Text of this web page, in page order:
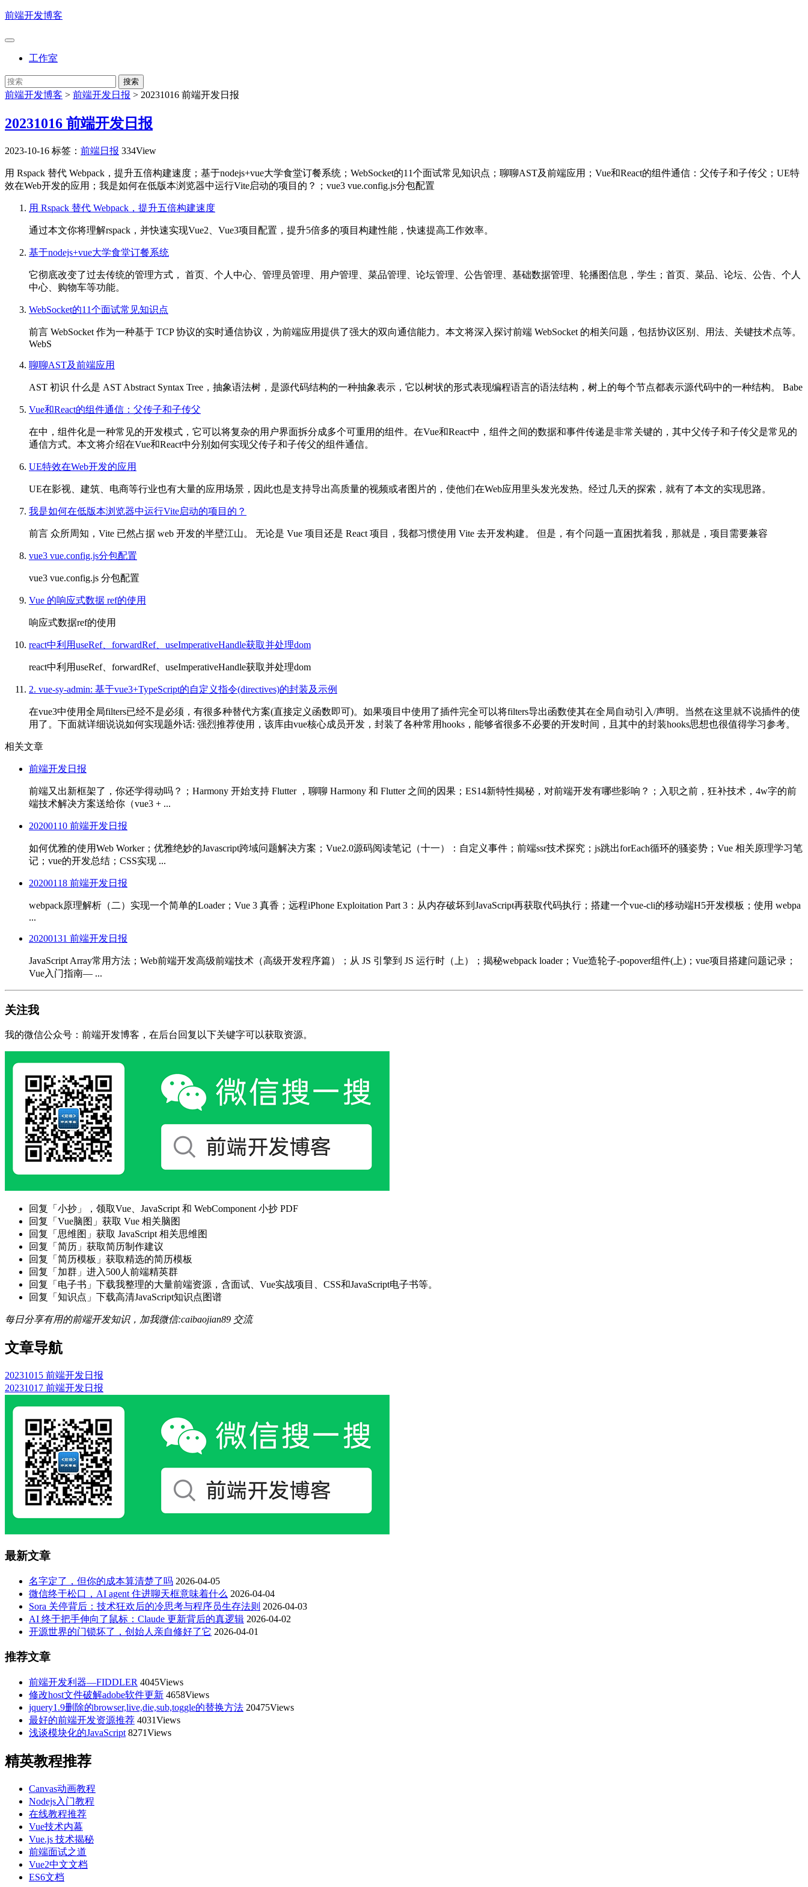
前端开发博客
工作室
前端开发博客 > 前端开发日报 > 20231016 前端开发日报
20231016 前端开发日报
2023-10-16 标签： 前端日报 334View
用 Rspack 替代 Webpack，提升五倍构建速度；基于nodejs+vue大学食堂订餐系统；WebSocket的11个面试常见知识点；聊聊AST及前端应用；Vue和React的组件通信：父传子和子传父；UE特
效在Web开发的应用；我是如何在低版本浏览器中运行Vite启动的项目的？；vue3 vue.config.js分包配置
用 Rspack 替代 Webpack，提升五倍构建速度
通过本文你将理解rspack，并快速实现Vue2、Vue3项目配置，提升5倍多的项目构建性能，快速提高工作效率。
基于nodejs+vue大学食堂订餐系统
它彻底改变了过去传统的管理方式， 首页、个人中心、管理员管理、用户管理、菜品管理、论坛管理、公告管理、基础数据管理、轮播图信息，学生；首页、菜品、论坛、公告、个人
中心、购物车等功能。
WebSocket的11个面试常见知识点
前言 WebSocket 作为一种基于 TCP 协议的实时通信协议，为前端应用提供了强大的双向通信能力。本文将深入探讨前端 WebSocket 的相关问题，包括协议区别、用法、关键技术点等。
WebS
聊聊AST及前端应用
AST 初识 什么是 AST Abstract Syntax Tree，抽象语法树，是源代码结构的一种抽象表示，它以树状的形式表现编程语言的语法结构，树上的每个节点都表示源代码中的一种结构。 Babe
Vue和React的组件通信：父传子和子传父
在中，组件化是一种常见的开发模式，它可以将复杂的用户界面拆分成多个可重用的组件。在Vue和React中，组件之间的数据和事件传递是非常关键的，其中父传子和子传父是常见的
通信方式。本文将介绍在Vue和React中分别如何实现父传子和子传父的组件通信。
UE特效在Web开发的应用
UE在影视、建筑、电商等行业也有大量的应用场景，因此也是支持导出高质量的视频或者图片的，使他们在Web应用里头发光发热。经过几天的探索，就有了本文的实现思路。
我是如何在低版本浏览器中运行Vite启动的项目的？
前言 众所周知，Vite 已然占据 web 开发的半壁江山。 无论是 Vue 项目还是 React 项目，我都习惯使用 Vite 去开发构建。 但是，有个问题一直困扰着我，那就是，项目需要兼容
vue3 vue.config.js分包配置
vue3 vue.config.js 分包配置
Vue 的响应式数据 ref的使用
响应式数据ref的使用
react中利用useRef、forwardRef、useImperativeHandle获取并处理dom
react中利用useRef、forwardRef、useImperativeHandle获取并处理dom
2. vue-sy-admin: 基于vue3+TypeScript的自定义指令(directives)的封装及示例
在vue3中使用全局filters已经不是必须，有很多种替代方案(直接定义函数即可)。如果项目中使用了插件完全可以将filters导出函数使其在全局自动引入/声明。当然在这里就不说插件的使
用了。下面就详细说说如何实现题外话: 强烈推荐使用，该库由vue核心成员开发，封装了各种常用hooks，能够省很多不必要的开发时间，且其中的封装hooks思想也很值得学习参考。
相关文章
前端开发日报
前端又出新框架了，你还学得动吗？；Harmony 开始支持 Flutter ，聊聊 Harmony 和 Flutter 之间的因果；ES14新特性揭秘，对前端开发有哪些影响？；入职之前，狂补技术，4w字的前
端技术解决方案送给你（vue3 + ...
20200110 前端开发日报
如何优雅的使用Web Worker；优雅绝妙的Javascript跨域问题解决方案；Vue2.0源码阅读笔记（十一）：自定义事件；前端ssr技术探究；js跳出forEach循环的骚姿势；Vue 相关原理学习笔
记；vue的开发总结；CSS实现 ...
20200118 前端开发日报
webpack原理解析（二）实现一个简单的Loader；Vue 3 真香；远程iPhone Exploitation Part 3：从内存破坏到JavaScript再获取代码执行；搭建一个vue-cli的移动端H5开发模板；使用 webpa
...
20200131 前端开发日报
JavaScript Array常用方法；Web前端开发高级前端技术（高级开发程序篇）；从 JS 引擎到 JS 运行时（上）；揭秘webpack loader；Vue造轮子-popover组件(上)；vue项目搭建问题记录；
Vue入门指南— ...
关注我
我的微信公众号：前端开发博客，在后台回复以下关键字可以获取资源。
回复「小抄」，领取Vue、JavaScript 和 WebComponent 小抄 PDF
回复「Vue脑图」获取 Vue 相关脑图
回复「思维图」获取 JavaScript 相关思维图
回复「简历」获取简历制作建议
回复「简历模板」获取精选的简历模板
回复「加群」进入500人前端精英群
回复「电子书」下载我整理的大量前端资源，含面试、Vue实战项目、CSS和JavaScript电子书等。
回复「知识点」下载高清JavaScript知识点图谱
每日分享有用的前端开发知识，加我微信:caibaojian89 交流
文章导航
20231015 前端开发日报
20231017 前端开发日报
最新文章
名字定了，但你的成本算清楚了吗 2026-04-05
微信终于松口，AI agent 住进聊天框意味着什么 2026-04-04
Sora 关停背后：技术狂欢后的冷思考与程序员生存法则 2026-04-03
AI 终于把手伸向了鼠标：Claude 更新背后的真逻辑 2026-04-02
开源世界的门锁坏了，创始人亲自修好了它 2026-04-01
推荐文章
前端开发利器—FIDDLER 4045Views
修改host文件破解adobe软件更新 4658Views
jquery1.9删除的browser,live,die,sub,toggle的替换方法 20475Views
最好的前端开发资源推荐 4031Views
浅谈模块化的JavaScript 8271Views
精英教程推荐
Canvas动画教程
Nodejs入门教程
在线教程推荐
Vue技术内幕
Vue.js 技术揭秘
前端面试之道
Vue2中文文档
ES6文档